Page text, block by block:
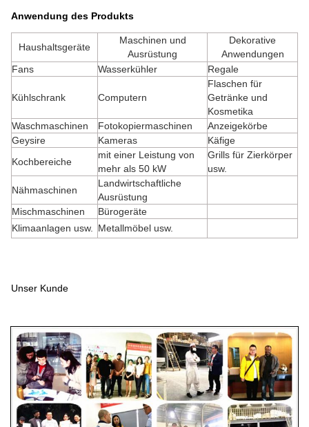
Anwendung des Produkts
Haushaltsgeräte
Maschinen und
Ausrüstung
Dekorative
Anwendungen
Fans
Wasserkühler Regale
Kühlschrank Computern
Flaschen für
Getränke und
Kosmetika
Waschmaschinen
Fotokopiermaschinen
Anzeigekörbe
Geysire
Kameras
Käfige
Kochbereiche
mit einer Leistung von
mehr als 50 kW
Grills für Zierkörper
usw.
Nähmaschinen
Landwirtschaftliche
Ausrüstung
Mischmaschinen
Bürogeräte
Klimaanlagen usw.
Metallmöbel usw.
Unser Kunde